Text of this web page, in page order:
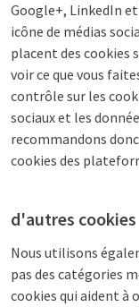
Google+, LinkedIn et
icône de médias
placent des cookies
voir ce que vous
contrôle sur les
sociaux et les
recommandons
cookies des
d'autres cookies
Nous utilisons
pas des catégories
cookies qui aident à